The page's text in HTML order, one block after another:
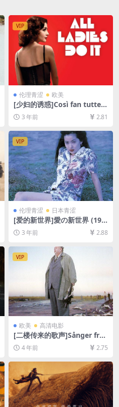
VIP
伦理青涩 欧美
[少妇的诱惑]Così fan tutte
(1992)[百度网盘+迅雷云盘资
源1080P超清未删减][MP4/5
GB][原声中字]【手机/平板无
法在线播放，请使用电脑下载
防和谐压缩包（含解压密
码）】
3 年前 2.81
VIP
伦理青涩 日本青涩
[爱的新世界]愛の新世界 (199
4)[百度网盘+夸克网盘+迅雷云
盘资源1080P超清未删减][MP
件+防和谐压缩包（含解压密
码）】
3 年前 2.88
VIP
欧美 高清电影
[二楼传来的歌声]Sånger från
andra våningen (2000)[百度
网盘+迅雷云盘资源1080P超
清未删减][MP4/5.7GB][中文
4 年前 2.75